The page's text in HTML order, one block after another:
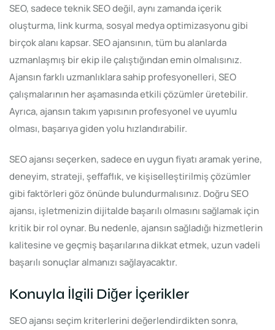
SEO, sadece teknik SEO değil, aynı zamanda içerik
oluşturma, link kurma, sosyal medya optimizasyonu gibi
birçok alanı kapsar. SEO ajansının, tüm bu alanlarda
uzmanlaşmış bir ekip ile çalıştığından emin olmalısınız.
Ajansın farklı uzmanlıklara sahip profesyonelleri, SEO
çalışmalarının her aşamasında etkili çözümler üretebilir.
Ayrıca, ajansın takım yapısının profesyonel ve uyumlu
olması, başarıya giden yolu hızlandırabilir.
SEO ajansı seçerken, sadece en uygun fiyatı aramak yerine,
deneyim, strateji, şeffaflık, ve kişiselleştirilmiş çözümler
gibi faktörleri göz önünde bulundurmalısınız. Doğru SEO
ajansı, işletmenizin dijitalde başarılı olmasını sağlamak için
kritik bir rol oynar. Bu nedenle, ajansın sağladığı hizmetlerin
kalitesine ve geçmiş başarılarına dikkat etmek, uzun vadeli
başarılı sonuçlar almanızı sağlayacaktır.
Konuyla İlgili Diğer İçerikler
SEO ajansı seçim kriterlerini değerlendirdikten sonra,